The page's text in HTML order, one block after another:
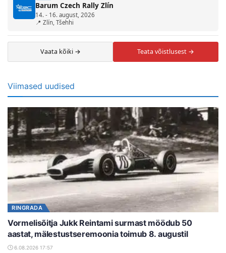
Barum Czech Rally Zlín
14. - 16. august, 2026
📍 Zlín, Tšehhi
Vaata kõiki → Teata võistlusest →
Viimased uudised
RINGRADA
Vormelisõitja Jukk Reintami surmast möödub 50
aastat, mälestustseremoonia toimub 8. augustil
6.08.2026 17:57